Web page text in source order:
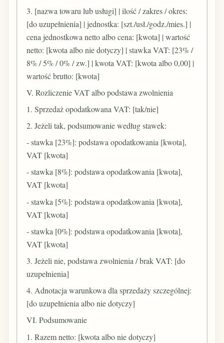
3. [nazwa towaru lub usługi] | ilość / zakres / okres:
[do uzupełnienia] | jednostka: [szt./usł./godz./mies.] |
cena jednostkowa netto albo cena: [kwota] | wartość
netto: [kwota albo nie dotyczy] | stawka VAT: [23% /
8% / 5% / 0% / zw.] | kwota VAT: [kwota albo 0,00] |
wartość brutto: [kwota]
V. Rozliczenie VAT albo podstawa zwolnienia
1. Sprzedaż opodatkowana VAT: [tak/nie]
2. Jeżeli tak, podsumowanie według stawek:
- stawka [23%]: podstawa opodatkowania [kwota],
VAT [kwota]
- stawka [8%]: podstawa opodatkowania [kwota],
VAT [kwota]
- stawka [5%]: podstawa opodatkowania [kwota],
VAT [kwota]
- stawka [0%]: podstawa opodatkowania [kwota],
VAT [kwota]
3. Jeżeli nie, podstawa zwolnienia / brak VAT: [do
uzupełnienia]
4. Adnotacja warunkowa dla sprzedaży szczególnej:
[do uzupełnienia albo nie dotyczy]
VI. Podsumowanie
1. Razem netto: [kwota albo nie dotyczy]